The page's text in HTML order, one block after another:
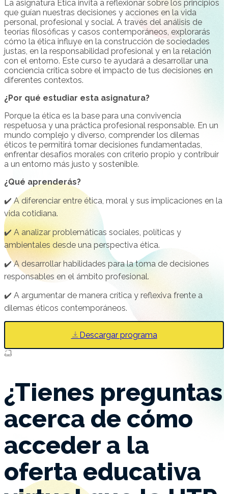
La asignatura Ética invita a reflexionar sobre los principios
que guían nuestras decisiones y acciones en la vida
personal, profesional y social. A través del análisis de
teorías filosóficas y casos contemporáneos, explorarás
cómo la ética influye en la construcción de sociedades
justas, en la responsabilidad profesional y en la relación
con el entorno. Este curso te ayudará a desarrollar una
conciencia crítica sobre el impacto de tus decisiones en
diferentes contextos.
¿Por qué estudiar esta asignatura?
Porque la ética es la base para una convivencia
respetuosa y una práctica profesional responsable. En un
mundo complejo y diverso, comprender los dilemas
éticos te permitirá tomar decisiones fundamentadas,
enfrentar desafíos morales con criterio propio y contribuir
a un entorno más justo y sostenible.
¿Qué aprenderás?
✔️ A diferenciar entre ética, moral y sus implicaciones en la
vida cotidiana.
✔️ A analizar problemáticas sociales, políticas y
ambientales desde una perspectiva ética.
✔️ A desarrollar habilidades para la toma de decisiones
responsables en el ámbito profesional.
✔️ A argumentar de manera crítica y reflexiva frente a
dilemas éticos contemporáneos.
Descargar programa
¿Tienes preguntas
acerca de cómo
acceder a la
oferta educativa